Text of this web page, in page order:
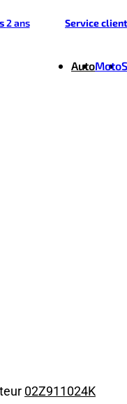
2 ans Service
AutoMoto
02Z911024K